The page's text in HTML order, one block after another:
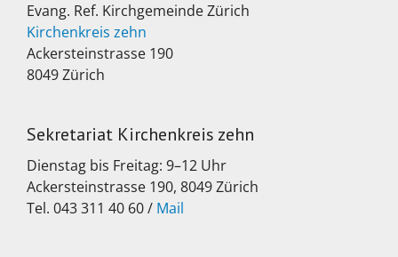
Evang. Ref. Kirchgemeinde Zürich
Kirchenkreis zehn
Ackersteinstrasse 190
8049 Zürich
Sekretariat Kirchenkreis zehn
Dienstag bis Freitag: 9–12 Uhr
Ackersteinstrasse 190, 8049 Zürich
Tel. 043 311 40 60 / Mail